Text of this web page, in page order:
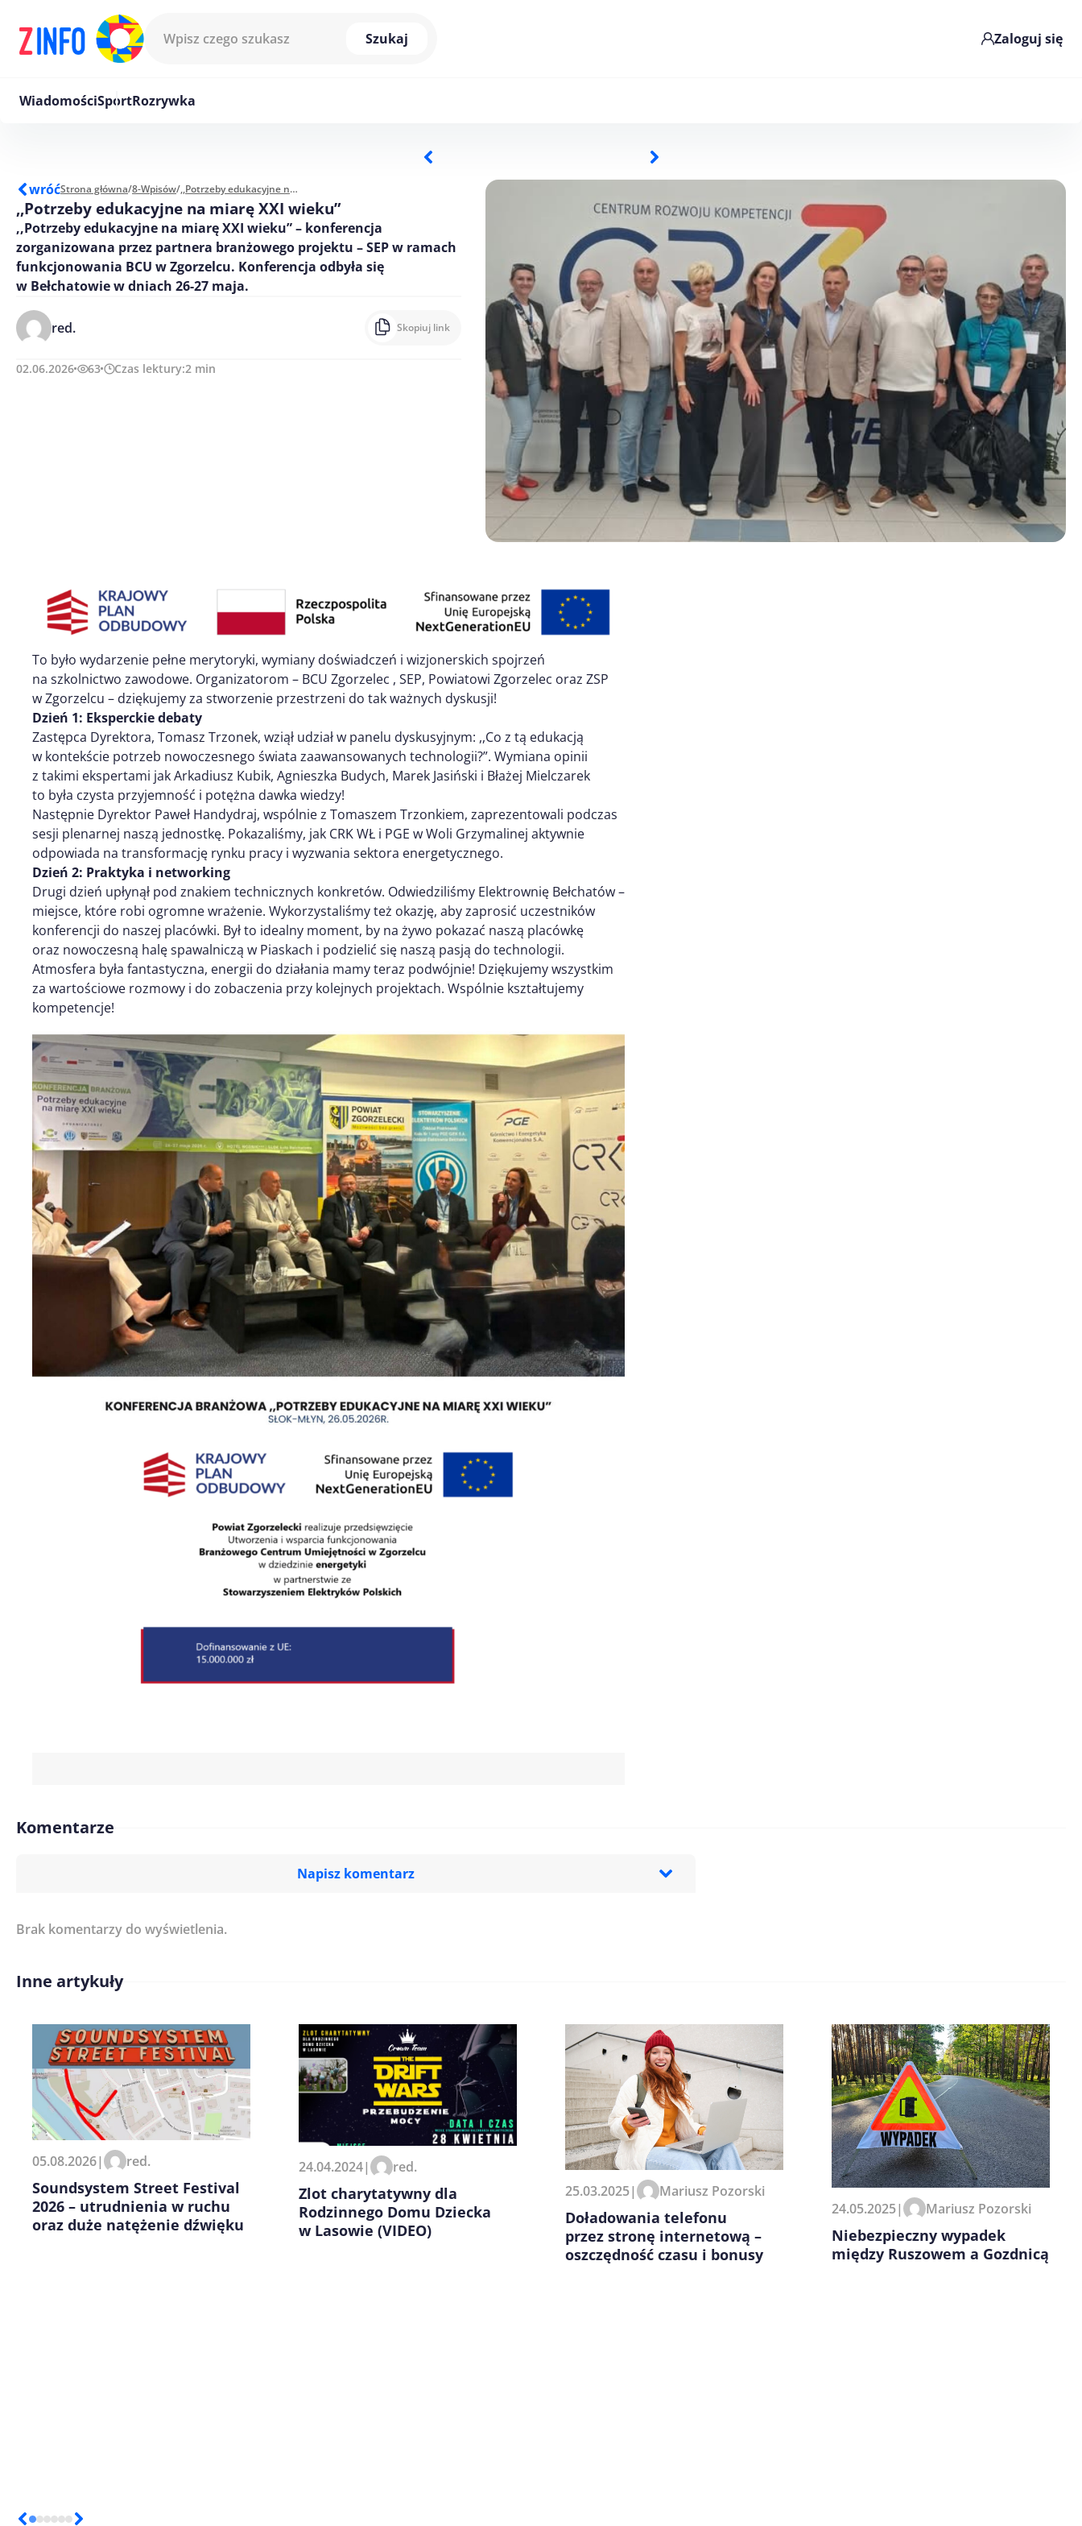
Szukaj
Zaloguj się
WiadomościSportRozrywka
wróćStrona główna/8-Wpisów/ ,,Potrzeby edukacyjne na miarę XXI wieku”
,,Potrzeby edukacyjne na miarę XXI wieku”
,,Potrzeby edukacyjne na miarę XXI wieku” – konferencja
zorganizowana przez partnera branżowego projektu – SEP w ramach
funkcjonowania BCU w Zgorzelcu. Konferencja odbyła się
w Bełchatowie w dniach 26-27 maja.
red. Skopiuj link
02.06.2026 63 Czas lektury:2 min
To było wydarzenie pełne merytoryki, wymiany doświadczeń i wizjonerskich spojrzeń
na szkolnictwo zawodowe. Organizatorom – BCU Zgorzelec , SEP, Powiatowi Zgorzelec oraz ZSP
w Zgorzelcu – dziękujemy za stworzenie przestrzeni do tak ważnych dyskusji!
Dzień 1: Eksperckie debaty
Zastępca Dyrektora, Tomasz Trzonek, wziął udział w panelu dyskusyjnym: ,,Co z tą edukacją
w kontekście potrzeb nowoczesnego świata zaawansowanych technologii?”. Wymiana opinii
z takimi ekspertami jak Arkadiusz Kubik, Agnieszka Budych, Marek Jasiński i Błażej Mielczarek
to była czysta przyjemność i potężna dawka wiedzy!
Następnie Dyrektor Paweł Handydraj, wspólnie z Tomaszem Trzonkiem, zaprezentowali podczas
sesji plenarnej naszą jednostkę. Pokazaliśmy, jak CRK WŁ i PGE w Woli Grzymalinej aktywnie
odpowiada na transformację rynku pracy i wyzwania sektora energetycznego.
Dzień 2: Praktyka i networking
Drugi dzień upłynął pod znakiem technicznych konkretów. Odwiedziliśmy Elektrownię Bełchatów –
miejsce, które robi ogromne wrażenie. Wykorzystaliśmy też okazję, aby zaprosić uczestników
konferencji do naszej placówki. Był to idealny moment, by na żywo pokazać naszą placówkę
oraz nowoczesną halę spawalniczą w Piaskach i podzielić się naszą pasją do technologii.
Atmosfera była fantastyczna, energii do działania mamy teraz podwójnie! Dziękujemy wszystkim
za wartościowe rozmowy i do zobaczenia przy kolejnych projektach. Wspólnie kształtujemy
kompetencje!
Komentarze
Napisz komentarz
Imię/ Nick*
Zapamiętaj moje dane w tej przeglądarce podczas pisania
kolejnych komentarzy.
Brak komentarzy do wyświetlenia.
Inne artykuły
05.08.2026| red.
Soundsystem Street Festival
2026 – utrudnienia w ruchu
oraz duże natężenie dźwięku
24.04.2024| red.
Zlot charytatywny dla
Rodzinnego Domu Dziecka
w Lasowie (VIDEO)
25.03.2025| Mariusz Pozorski
Doładowania telefonu
przez stronę internetową –
oszczędność czasu i bonusy
24.05.2025| Mariusz Pozorski
Niebezpieczny wypadek
między Ruszowem a Gozdnicą